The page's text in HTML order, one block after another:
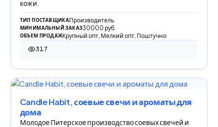
кожи.
ТИП ПОСТАВЩИКАПроизводитель
МИНИМАЛЬНЫЙ ЗАКАЗ30000 руб.
ОБЪЕМ ПРОДАЖКрупный опт, Мелкий опт, Поштучно
317
317 просмотров
Candle Habit, соевые свечи и ароматы для
дома
Молодое Питерское производство соевых свечей и